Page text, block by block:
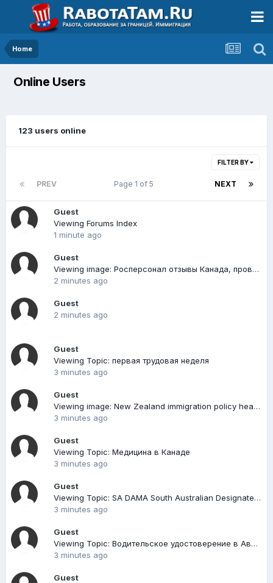
Home
Online Users
123 users online
FILTER BY
PREV NEXT
Page 1 of 5
Guest
Viewing Forums Index
1 minute ago
Guest
Viewing image: Росперсонал отзывы Канада, провинция Альберта, Calgary 19
2 minutes ago
Guest
2 minutes ago
Guest
Viewing Topic: первая трудовая неделя
3 minutes ago
Guest
Viewing image: New Zealand immigration policy heading in 2021-visa-app-visa-news-rospersonal-Mikhaylov-Evgeny-Matveevich-Immigration-Agent-Moscow 2.jpg
3 minutes ago
Guest
Viewing Topic: Медицина в Канаде
3 minutes ago
Guest
Viewing Topic: SA DAMA South Australian Designated Area Migration Agreement
3 minutes ago
Guest
Viewing Topic: Водительское удостоверение в Австрии
3 minutes ago
Guest